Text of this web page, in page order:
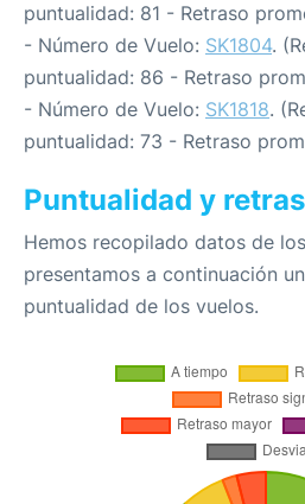
puntualidad: 81 - Retraso
- Número de Vuelo: SK1804.
puntualidad: 86 - Retraso
- Número de Vuelo: SK1818.
puntualidad: 73 - Retraso
Puntualidad y
Hemos recopilado datos de
presentamos a continuación
puntualidad de los vuelos.